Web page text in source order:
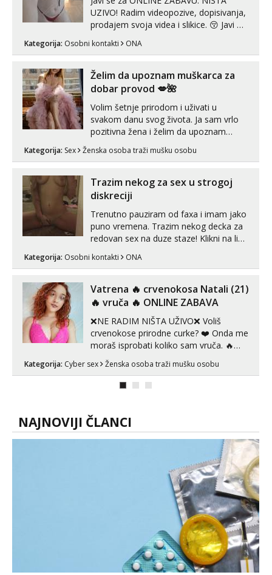
UZIVO! Radim videopozive, dopisivanja,
prodajem svoja videa i slikice. 😚 Javi mi
Telegram. +385 91 723 0045
Kategorija: Osobni kontakti ONA
Želim da upoznam muškarca za
dobar provod 💋🌺
Volim šetnje prirodom i uživati u
svakom danu svog života. Ja sam vrlo
pozitivna žena i želim da upoznam
može i nešto više.💋🌺 Klikni na link
Kategorija: Sex Ženska osoba traži mušku osobu
Trazim nekog za sex u strogoj
diskreciji
Trenutno pauziram od faxa i imam jako
puno vremena. Trazim nekog decka za
redovan sex na duze staze! Klikni na link
Kategorija: Osobni kontakti ONA
Vatrena ‎️‍🔥 crvenokosa Natali (21)
‎️‍🔥 vruča‎ ️‍🔥 ONLINE ZABAVA
❌NE RADIM NIŠTA UŽIVO❌ Voliš
crvenokose prirodne curke? ❤️ Onda me
moraš isprobati koliko sam vruča.‎ ️‍🔥
MLADA vražica koja ima 100%
prorodne grudi, 💦 Misli su mi uvijek
prljave i u svemu vidim samo užitak. 💦
s kolegica...
Kategorija: Cyber sex Ženska osoba traži mušku osobu
NAJNOVIJI ČLANCI